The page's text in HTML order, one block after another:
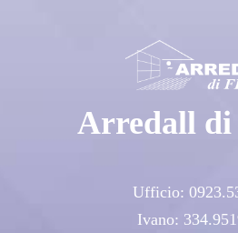
Arredall di
Ufficio:
Ivano: